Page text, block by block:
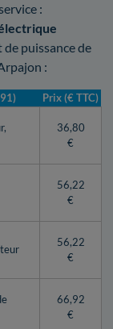
:
puissance de
:
Prix (€ TTC)
36,80
€
56,22
€
56,22
€
66,92
€